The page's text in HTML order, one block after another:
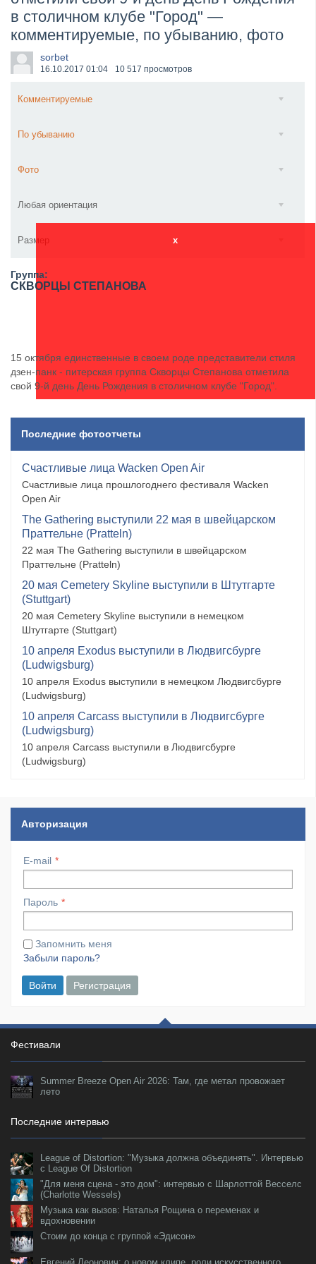
​Wacken Open Air 2027 объявил новую волну участ...
в столичном клубе "Город" —
комментируемые, по убыванию, фото
sorbet
16.10.2017 01:04 10 517 просмотров
Комментируемые
По убыванию
Фото
Любая ориентация
Размер x
Группа:
СКВОРЦЫ СТЕПАНОВА
15 октября единственные в своем роде представители стиля
дзен-панк - питерская группа Скворцы Степанова отметила
свой 9-й день День Рождения в столичном клубе "Город".
Последние фотоотчеты
Счастливые лица Wacken Open Air
Счастливые лица прошлогоднего фестиваля Wacken
Open Air
The Gathering выступили 22 мая в швейцарском
Праттельне (Pratteln)
22 мая The Gathering выступили в швейцарском
Праттельне (Pratteln)
20 мая Cemetery Skyline выступили в Штутгарте
(Stuttgart)
20 мая Cemetery Skyline выступили в немецком
Штутгарте (Stuttgart)
10 апреля Exodus выступили в Людвигсбурге
(Ludwigsburg)
10 апреля Exodus выступили в немецком Людвигсбурге
(Ludwigsburg)
10 апреля Carcass выступили в Людвигсбурге
(Ludwigsburg)
10 апреля Carcass выступили в Людвигсбурге
(Ludwigsburg)
Авторизация
E-mail
Пароль
Запомнить меня
Забыли пароль?
Войти Регистрация
Фестивали
Summer Breeze Open Air 2026: Там, где метал провожает
лето
Последние интервью
League of Distortion: "Музыка должна объединять". Интервью
с League Of Distortion
"Для меня сцена - это дом": интервью с Шарлоттой Весселс
(Charlotte Wessels)
Музыка как вызов: Наталья Рощина о переменах и
вдохновении
Стоим до конца с группой «Эдисон»